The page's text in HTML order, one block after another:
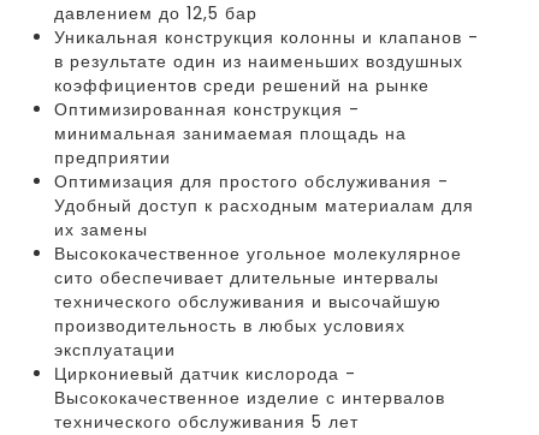
давлением до 12,5 бар
Уникальная конструкция колонны и клапанов -
в результате один из наименьших воздушных
коэффициентов среди решений на рынке
Оптимизированная конструкция -
минимальная занимаемая площадь на
предприятии
Оптимизация для простого обслуживания -
Удобный доступ к расходным материалам для
их замены
Высококачественное угольное молекулярное
сито обеспечивает длительные интервалы
технического обслуживания и высочайшую
производительность в любых условиях
эксплуатации
Циркониевый датчик кислорода -
Высококачественное изделие с интервалов
технического обслуживания 5 лет